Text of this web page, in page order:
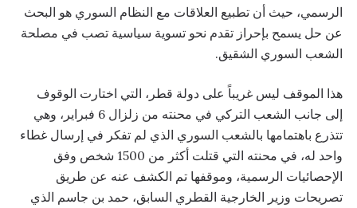
الرسمي، حيث أن تطبيع العلاقات مع النظام السوري هو البحث
عن حل يسمح بإحراز تقدم نحو تسوية سياسية تصب في مصلحة
الشعب السوري الشقيق.
هذا الموقف ليس غريباً على دولة قطر، التي اختارت الوقوف
إلى جانب الشعب التركي في محنته من زلزال 6 فبراير، وهي
تتذرع باهتمامها بالشعب السوري الذي لم تفكر في إرسال غطاء
واحد له، في محنته التي قتلت أكثر من 1500 شخص وفق
الإحصائيات الرسمية، وموقفها تم الكشف عنه عن طريق
تصريحات وزير الخارجية القطري السابق، حمد بن جاسم الذي